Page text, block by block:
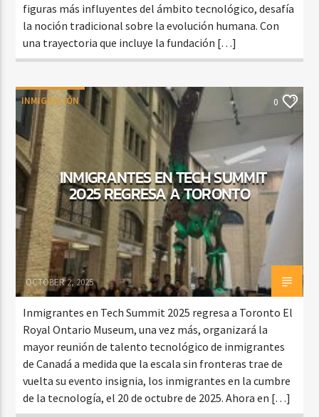
figuras más influyentes del ámbito tecnológico, desafía
la noción tradicional sobre la evolución humana. Con
una trayectoria que incluye la fundación […]
INMIGRACIÓN 0
INMIGRANTES EN TECH SUMMIT
2025 REGRESA A TORONTO
OCTOBER 2, 2025
Inmigrantes en Tech Summit 2025 regresa a Toronto El
Royal Ontario Museum, una vez más, organizará la
mayor reunión de talento tecnológico de inmigrantes
de Canadá a medida que la escala sin fronteras trae de
vuelta su evento insignia, los inmigrantes en la cumbre
de la tecnología, el 20 de octubre de 2025. Ahora en […]